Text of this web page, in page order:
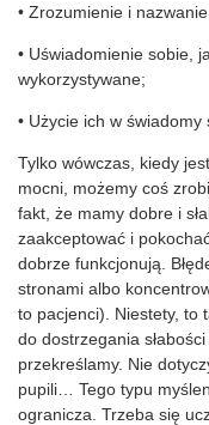
• Zrozumienie i
• Uświadomienie sobie,
wykorzystywane;
• Użycie ich w świadomy
Tylko wówczas, kiedy
mocni, możemy coś
fakt, że mamy dobre i
zaakceptować i
dobrze funkcjonują.
stronami albo
to pacjenci). Niestety, to
do dostrzegania
przekreślamy. Nie
pupili… Tego typu
ogranicza. Trzeba się